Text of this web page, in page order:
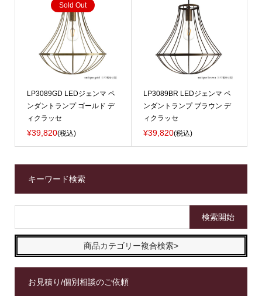
Sold Out
LP3089GD LEDジェンマ ペ
ンダントランプ ゴールド デ
ィクラッセ
¥39,820(税込)
LP3089BR LEDジェンマ ペ
ンダントランプ ブラウン デ
ィクラッセ
¥39,820(税込)
キーワード検索
商品カテゴリー複合検索>
お見積り/個別相談のご依頼